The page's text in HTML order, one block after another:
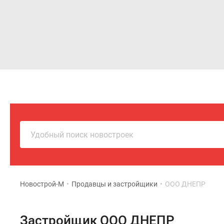
Удобный поиск новостроек
Новострой-М • Продавцы и застройщики • ООО ДНЕПР
Застройщик ООО ДНЕПР